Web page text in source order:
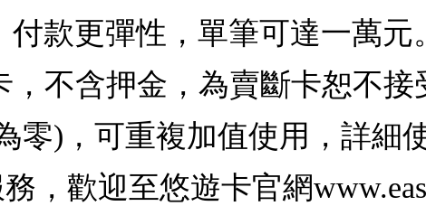
付款更彈性，單筆可達一萬
，不含押金，為賣斷卡恕不
零)，可重複加值使用，詳細
，歡迎至悠遊卡官網